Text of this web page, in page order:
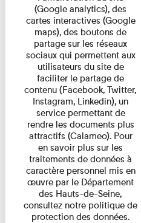
Pages
(Google analytics), des
cartes interactives (Google
maps), des boutons de
partage sur les réseaux
sociaux qui permettent aux
utilisateurs du site de
faciliter le partage de
contenu (Facebook, Twitter,
Instagram, Linkedin), un
service permettant de
rendre les documents plus
attractifs (Calameo). Pour
en savoir plus sur les
traitements de données à
caractère personnel mis en
œuvre par le Département
des Hauts-de-Seine,
consultez notre politique de
protection des données.